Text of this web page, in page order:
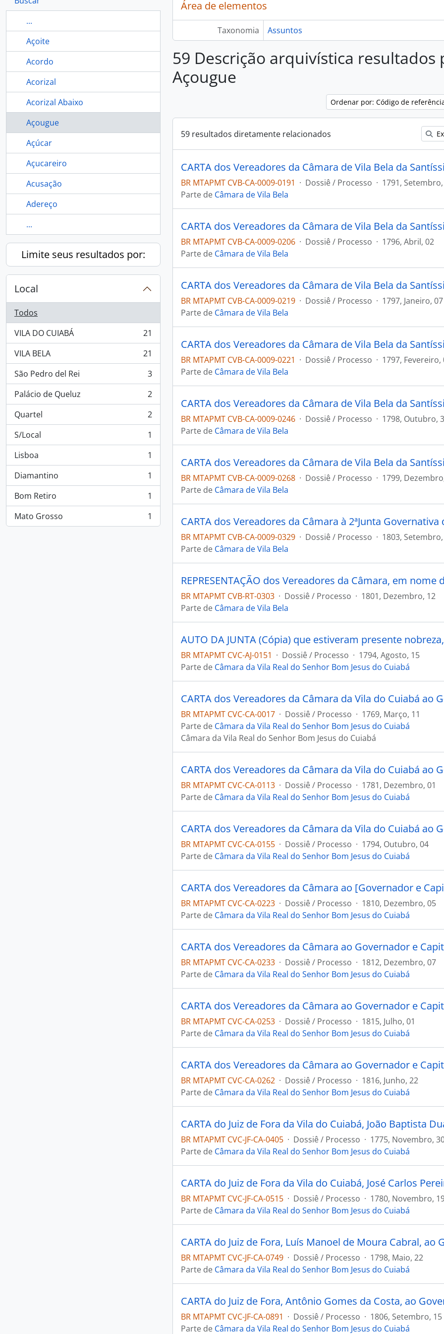
...
Açoite
Acordo
Acorizal
Acorizal Abaixo
Açougue
Açúcar
Açucareiro
Acusação
Adereço
...
Limite seus resultados por:
Local
Todos
VILA DO CUIABÁ
, 21 resultados
21
VILA BELA
, 21 resultados
21
São Pedro del Rei
, 3 resultados
3
Palácio de Queluz
, 2 resultados
2
Quartel
, 2 resultados
2
S/Local
, 1 resultados
1
Lisboa
, 1 resultados
1
Diamantino
, 1 resultados
1
Bom Retiro
, 1 resultados
1
Mato Grosso
, 1 resultados 1
Área de elementos
Taxonomia Assuntos
59 Descrição arquivística resultados
Açougue
Ordenar por: Código de
59 resultados diretamente relacionados
BR MTAPMT CVB-CA-0009-0191 · Dossiê / Processo · 1791,
Parte de Câmara de Vila Bela
BR MTAPMT CVB-CA-0009-0206 · Dossiê / Processo · 1796, Abril, 02
Parte de Câmara de Vila Bela
BR MTAPMT CVB-CA-0009-0219 · Dossiê / Processo · 1797, Janeiro, 07
Parte de Câmara de Vila Bela
BR MTAPMT CVB-CA-0009-0221 · Dossiê / Processo · 1797, Fevereiro,
Parte de Câmara de Vila Bela
BR MTAPMT CVB-CA-0009-0246 · Dossiê / Processo · 1798, Outubro,
Parte de Câmara de Vila Bela
BR MTAPMT CVB-CA-0009-0268 · Dossiê / Processo · 1799,
Parte de Câmara de Vila Bela
BR MTAPMT CVB-CA-0009-0329 · Dossiê / Processo · 1803,
Parte de Câmara de Vila Bela
BR MTAPMT CVB-RT-0303 · Dossiê / Processo · 1801, Dezembro, 12
Parte de Câmara de Vila Bela
BR MTAPMT CVC-AJ-0151 · Dossiê / Processo · 1794, Agosto, 15
Parte de Câmara da Vila Real do Senhor Bom Jesus do Cuiabá
BR MTAPMT CVC-CA-0017 · Dossiê / Processo · 1769, Março, 11
Parte de Câmara da Vila Real do Senhor Bom Jesus do Cuiabá
Câmara da Vila Real do Senhor Bom Jesus do Cuiabá
BR MTAPMT CVC-CA-0113 · Dossiê / Processo · 1781, Dezembro, 01
Parte de Câmara da Vila Real do Senhor Bom Jesus do Cuiabá
BR MTAPMT CVC-CA-0155 · Dossiê / Processo · 1794, Outubro, 04
Parte de Câmara da Vila Real do Senhor Bom Jesus do Cuiabá
BR MTAPMT CVC-CA-0223 · Dossiê / Processo · 1810, Dezembro, 05
Parte de Câmara da Vila Real do Senhor Bom Jesus do Cuiabá
BR MTAPMT CVC-CA-0233 · Dossiê / Processo · 1812, Dezembro, 07
Parte de Câmara da Vila Real do Senhor Bom Jesus do Cuiabá
BR MTAPMT CVC-CA-0253 · Dossiê / Processo · 1815, Julho, 01
Parte de Câmara da Vila Real do Senhor Bom Jesus do Cuiabá
BR MTAPMT CVC-CA-0262 · Dossiê / Processo · 1816, Junho, 22
Parte de Câmara da Vila Real do Senhor Bom Jesus do Cuiabá
BR MTAPMT CVC-JF-CA-0405 · Dossiê / Processo · 1775, Novembro,
Parte de Câmara da Vila Real do Senhor Bom Jesus do Cuiabá
BR MTAPMT CVC-JF-CA-0515 · Dossiê / Processo · 1780, Novembro,
Parte de Câmara da Vila Real do Senhor Bom Jesus do Cuiabá
BR MTAPMT CVC-JF-CA-0749 · Dossiê / Processo · 1798, Maio, 22
Parte de Câmara da Vila Real do Senhor Bom Jesus do Cuiabá
BR MTAPMT CVC-JF-CA-0891 · Dossiê / Processo · 1806, Setembro, 15
Parte de Câmara da Vila Real do Senhor Bom Jesus do Cuiabá